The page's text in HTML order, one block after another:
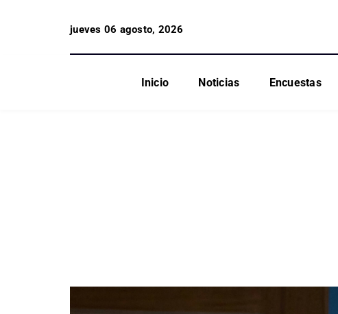
jueves 06 agosto, 2026
Inicio Noticias Encuestas